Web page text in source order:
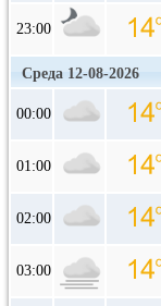
23:00
Среда 12-08-2026
00:00
01:00
02:00
03:00